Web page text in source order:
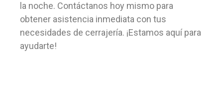
la noche. Contáctanos hoy mismo para
obtener asistencia inmediata con tus
necesidades de cerrajería. ¡Estamos aquí para
ayudarte!